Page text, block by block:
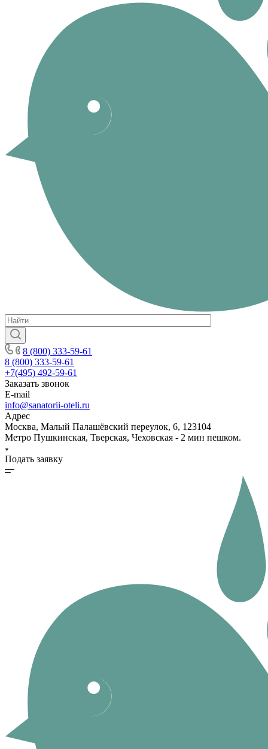
8 (800) 333-59-61
8 (800) 333-59-61
+7(495) 492-59-61
Заказать звонок
E-mail
info@sanatorii-oteli.ru
Адрес
Москва, Малый Палашёвский переулок, 6, 123104
Метро Пушкинская, Тверская, Чеховская - 2 мин пешком.
Подать заявку